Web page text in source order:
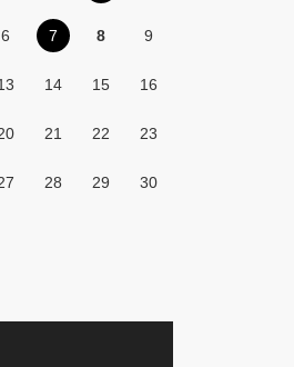
6 7 8 9
14 15 16
21 22 23
28 29 30